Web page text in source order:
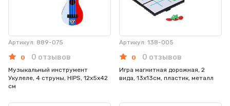
Артикул: 889-075
0 0 отзывов
Музыкальный инструмент
Укулеле, 4 струны, HIPS, 12х5х42
см
Артикул: 138-005
0 0 отзывов
Игра магнитная дорожная, 2
вида, 13х13см, пластик, металл